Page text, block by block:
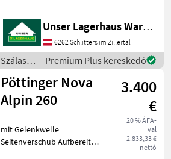
Unser Lagerhaus Warenhandelsges.m.b.H.
6262 Schlitters im Zillertal
Szálastakarmány
betakarítók
/
Pöttinger
Premium Plus kereskedő
Pöttinger Nova
Alpin 260
3.400
€
20 % ÁFA-
val
2.833,33 €
nettó
mit Gelenkwelle
Seitenverschub Aufbereiter